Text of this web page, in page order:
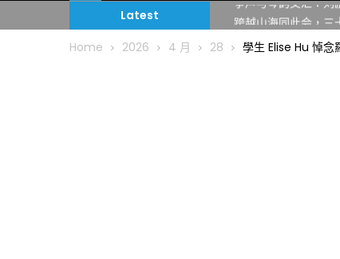
Latest
跨越山海同此会，
圣路易龙舟俱乐部5
三十二载跨越时空的
Home 2026 4 月 28 學生 Elise Hu 悼念